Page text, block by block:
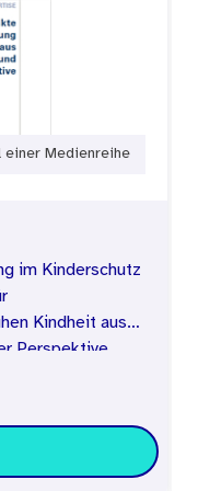
einer Medienreihe
im Kinderschutz
Kindheit aus
Perspektive